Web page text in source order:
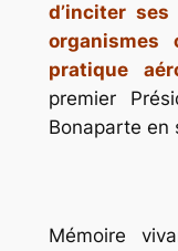
d’inciter
organismes
pratique
premier
Bonaparte en
Mémoire